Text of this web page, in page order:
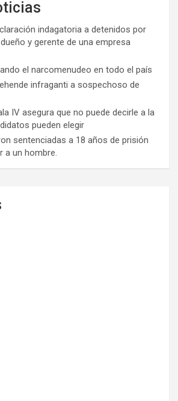
indagatoria a detenidos por
y gerente de una empresa
el narcomenudeo en todo el país
infraganti a sospechoso de
IV asegura que no puede decirle a la
pueden elegir
sentenciadas a 18 años de prisión
a un hombre.